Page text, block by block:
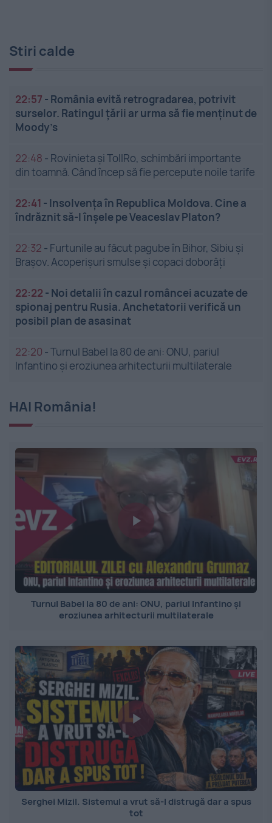
Stiri calde
22:57 - România evită retrogradarea, potrivit
surselor. Ratingul țării ar urma să fie menținut de
Moody’s
22:48 - Rovinieta și TollRo, schimbări importante
din toamnă. Când încep să fie percepute noile tarife
22:41 - Insolvenţa în Republica Moldova. Cine a
îndrăznit să-l înşele pe Veaceslav Platon?
22:32 - Furtunile au făcut pagube în Bihor, Sibiu și
Brașov. Acoperișuri smulse și copaci doborâți
22:22 - Noi detalii în cazul româncei acuzate de
spionaj pentru Rusia. Anchetatorii verifică un
posibil plan de asasinat
22:20 -Turnul Babel la 80 de ani: ONU, pariul
Infantino și eroziunea arhitecturii multilaterale
HAI România!
Turnul Babel la 80 de ani: ONU, pariul Infantino și
eroziunea arhitecturii multilaterale
Serghei Mizil. Sistemul a vrut să-l distrugă dar a spus
tot